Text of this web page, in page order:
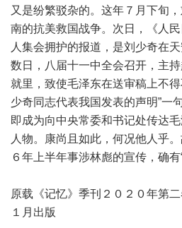
又是纷繁驳杂的。这年７月下旬
南的抗美救国战争。次日，《人
人集会拥护的报道，是刘少奇在
数日，八届十一中全会召开，主
就里，致使毛泽东在送审稿上不
少奇同志代表我国发表的声明”一
即成为向中央常委和书记处传达
人物。康尚且如此，何况他人乎
６年上半年事涉林彪的宣传，确有
原载《记忆》季刊２０２０年第
１月出版